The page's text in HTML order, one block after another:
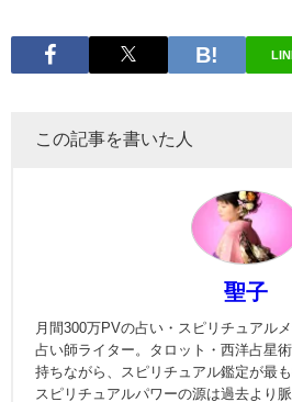
この記事を書いた人
聖子
月間300万PVの占い・スピリチュアル
占い師ライター。タロット・西洋占星
持ちながら、スピリチュアル鑑定が最
スピリチュアルパワーの源は過去より